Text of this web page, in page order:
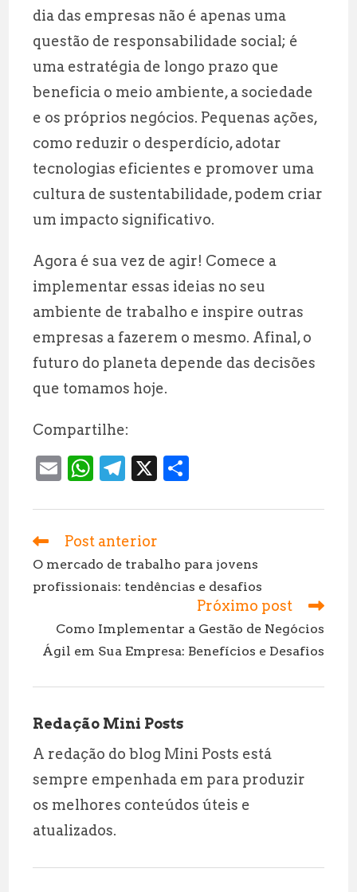
dia das empresas não é apenas uma
questão de responsabilidade social; é
uma estratégia de longo prazo que
beneficia o meio ambiente, a sociedade
e os próprios negócios. Pequenas ações,
como reduzir o desperdício, adotar
tecnologias eficientes e promover uma
cultura de sustentabilidade, podem criar
um impacto significativo.
Agora é sua vez de agir! Comece a
implementar essas ideias no seu
ambiente de trabalho e inspire outras
empresas a fazerem o mesmo. Afinal, o
futuro do planeta depende das decisões
que tomamos hoje.
Compartilhe:
E
ai
l
W
at
s
A
p
p
T
e
g
r
a
m
X
a
e
Leia
artigos
Post anterior
O mercado de trabalho para jovens
profissionais: tendências e desafios
Próximo post
Como Implementar a Gestão de Negócios
Ágil em Sua Empresa: Benefícios e Desafios
Redação Mini Posts
A redação do blog Mini Posts está
sempre empenhada em para produzir
os melhores conteúdos úteis e
atualizados.